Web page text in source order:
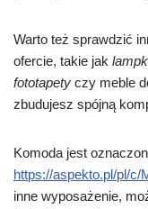
Warto też sprawdzić
ofercie, takie jak
fototapety czy meble
zbudujesz spójną
Komoda jest
https://aspekto.pl/pl/c/
inne wyposażenie,